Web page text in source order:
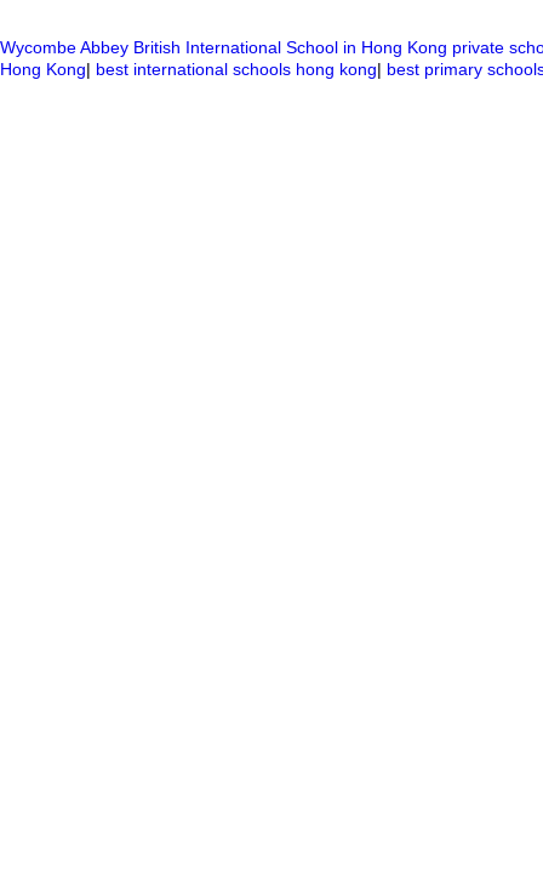
Wycombe Abbey British International School in Hong Kong private
Hong Kong| best international schools hong kong| best primary